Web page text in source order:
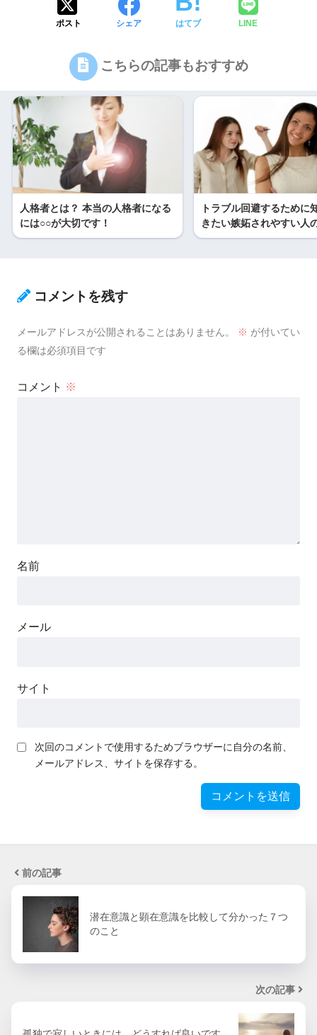
ポスト シェア はてブ LINE
こちらの記事もおすすめ
人格者とは？ 本当の人格者になる
には○○が大切です！
トラブル回避するために
きたい嫉妬されやすい人
コメントを残す
メールアドレスが公開されることはありません。 ※ が付いてい
る欄は必須項目です
コメント ※
名前
メール
サイト
次回のコメントで使用するためブラウザーに自分の名前、
メールアドレス、サイトを保存する。
前の記事
潜在意識と顕在意識を比較して分かった７つ
のこと
次の記事